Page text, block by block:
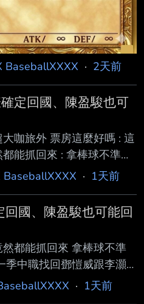
BaseballXXXX · 2天前
定回國、陳盈駿也可
咖旅外 票房這麼好嗎 : 這
能抓回來 : 拿棒球不準確
中職找回鄧愷威跟李灝宇
BaseballXXXX · 1天前
國、陳盈駿也可能回
都能抓回來 拿棒球不準
季中職找回鄧愷威跟李灝
· 1天前